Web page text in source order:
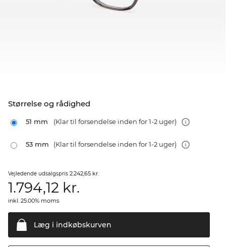
Størrelse og rådighed
51 mm (Klar til forsendelse inden for 1-2 uger)
53 mm (Klar til forsendelse inden for 1-2 uger)
Vejledende udsalgspris 2.242,65 kr.
1.794,12 kr.
inkl. 25.00% moms
Læg i indkøbskurven